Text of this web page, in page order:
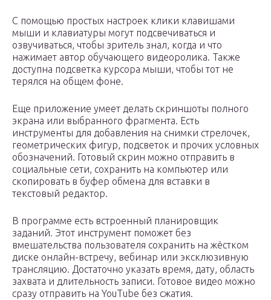
С помощью простых настроек клики клавишами
мыши и клавиатуры могут подсвечиваться и
озвучиваться, чтобы зритель знал, когда и что
нажимает автор обучающего видеоролика. Также
доступна подсветка курсора мыши, чтобы тот не
терялся на общем фоне.
Еще приложение умеет делать скриншоты полного
экрана или выбранного фрагмента. Есть
инструменты для добавления на снимки стрелочек,
геометрических фигур, подсветок и прочих условных
обозначений. Готовый скрин можно отправить в
социальные сети, сохранить на компьютер или
скопировать в буфер обмена для вставки в
текстовый редактор.
В программе есть встроенный планировщик
заданий. Этот инструмент поможет без
вмешательства пользователя сохранить на жёстком
диске онлайн-встречу, вебинар или эксклюзивную
трансляцию. Достаточно указать время, дату, область
захвата и длительность записи. Готовое видео можно
сразу отправить на YouTube без сжатия.